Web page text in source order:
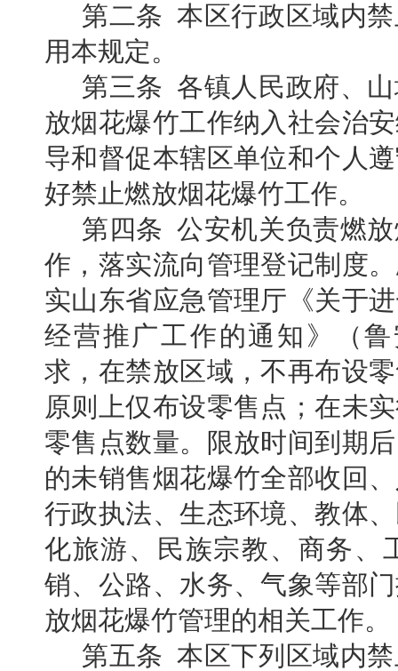
第二条 本区行政区域内
用本规定。
第三条 各镇人民政府、
放烟花爆竹工作纳入社会治
导和督促本辖区单位和个人
好禁止燃放烟花爆竹工作。
第四条 公安机关负责燃
作，落实流向管理登记制度
实山东省应急管理厅《关于
经营推广工作的通知》（
求，在禁放区域，不再布设
原则上仅布设零售点；在未
零售点数量。限放时间到期
的未销售烟花爆竹全部收回
行政执法、生态环境、教体
化旅游、民族宗教、商务、
销、公路、水务、气象等部
放烟花爆竹管理的相关工作。
第五条 本区下列区域内